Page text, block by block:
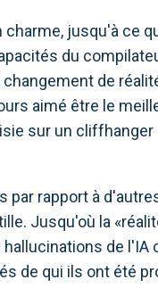
jusqu'à ce
du
de
aimé être le
sur un
par rapport à
Jusqu'où la
de
de qui ils ont été